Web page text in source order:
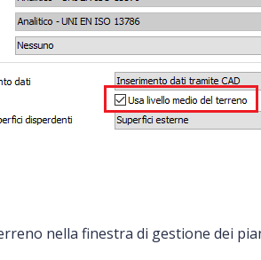
nella finestra di gestione dei